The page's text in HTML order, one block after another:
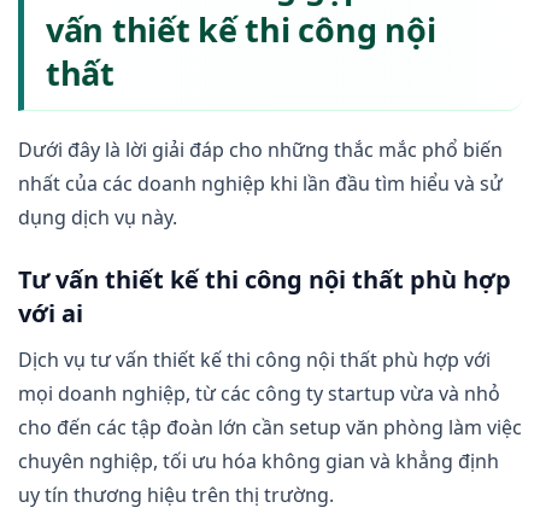
vấn thiết kế thi công nội
thất
Dưới đây là lời giải đáp cho những thắc mắc phổ biến
nhất của các doanh nghiệp khi lần đầu tìm hiểu và sử
dụng dịch vụ này.
Tư vấn thiết kế thi công nội thất phù hợp
với ai
Dịch vụ tư vấn thiết kế thi công nội thất phù hợp với
mọi doanh nghiệp, từ các công ty startup vừa và nhỏ
cho đến các tập đoàn lớn cần setup văn phòng làm việc
chuyên nghiệp, tối ưu hóa không gian và khẳng định
uy tín thương hiệu trên thị trường.